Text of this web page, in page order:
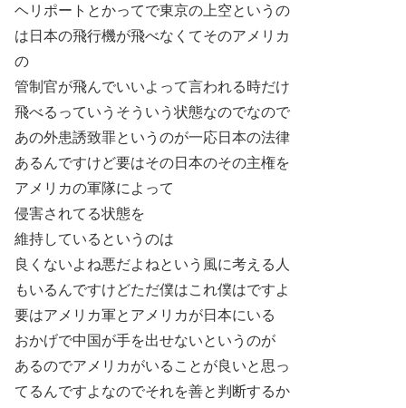
ヘリポートとかってで東京の上空というの
は日本の飛行機が飛べなくてそのアメリカ
の
管制官が飛んでいいよって言われる時だけ
飛べるっていうそういう状態なのでなので
あの外患誘致罪というのが一応日本の法律
あるんですけど要はその日本のその主権を
アメリカの軍隊によって
侵害されてる状態を
維持しているというのは
良くないよね悪だよねという風に考える人
もいるんですけどただ僕はこれ僕はですよ
要はアメリカ軍とアメリカが日本にいる
おかげで中国が手を出せないというのが
あるのでアメリカがいることが良いと思っ
てるんですよなのでそれを善と判断するか